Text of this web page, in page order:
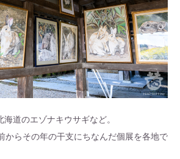
道のエゾナキウサギなど。
からその年の干支にちなんだ個展を各地で